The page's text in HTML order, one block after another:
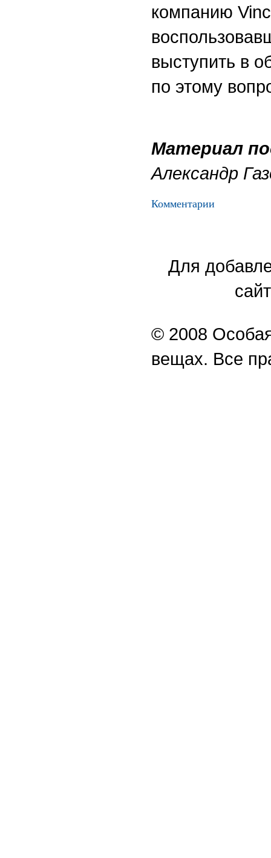
компанию
выступить в
по этому
Материал
Александр
Комментарии
Для
© 2008
вещах. Все